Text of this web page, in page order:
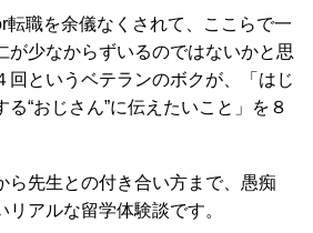
転職を余儀なくされて、ここらで一
が少なからずいるのではないかと思
回というベテランのボクが、「はじ
“おじさん”に伝えたいこと」を８
ら先生との付き合い方まで、愚痴
リアルな留学体験談です。